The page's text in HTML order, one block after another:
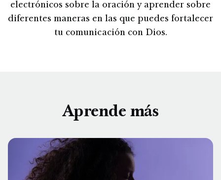
electrónicos sobre la oración y aprender sobre
diferentes maneras en las que puedes fortalecer
tu comunicación con Dios.
Aprende más